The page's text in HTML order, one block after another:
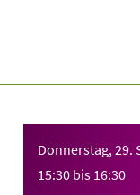
Donnerstag, 29.
15:30 bis 16:30